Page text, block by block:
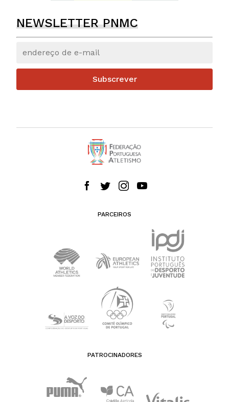
NEWSLETTER PNMC
Subscrever
PARCEIROS
PATROCINADORES